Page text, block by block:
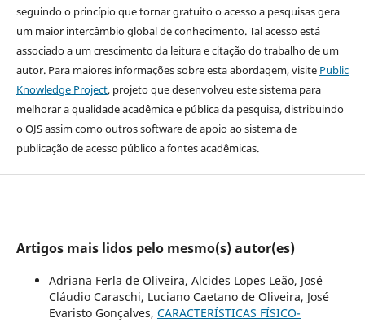
seguindo o princípio que tornar gratuito o acesso a pesquisas gera
um maior intercâmbio global de conhecimento. Tal acesso está
associado a um crescimento da leitura e citação do trabalho de um
autor. Para maiores informações sobre esta abordagem, visite Public
Knowledge Project, projeto que desenvolveu este sistema para
melhorar a qualidade acadêmica e pública da pesquisa, distribuindo
o OJS assim como outros software de apoio ao sistema de
publicação de acesso público a fontes acadêmicas.
Artigos mais lidos pelo mesmo(s) autor(es)
Adriana Ferla de Oliveira, Alcides Lopes Leão, José
Cláudio Caraschi, Luciano Caetano de Oliveira, José
Evaristo Gonçalves, CARACTERÍSTICAS FÍSICO-